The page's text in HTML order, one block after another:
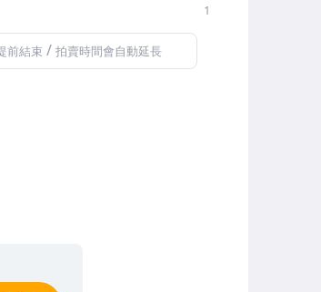
1
前結束 / 拍賣時間會自動延長